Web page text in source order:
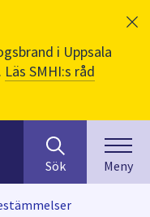
i Uppsala
Läs SMHI:s råd
efter
innehåll
på
webbplatsen.
Sök Meny